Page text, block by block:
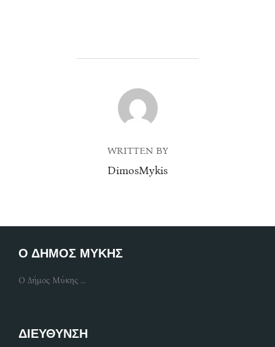
POST AUTHOR
WRITTEN BY
DimosMykis
Ο ΔΗΜΟΣ ΜΥΚΗΣ
Ο Δήμος Μύκης ...
ΔΙΕΥΘΥΝΣΗ